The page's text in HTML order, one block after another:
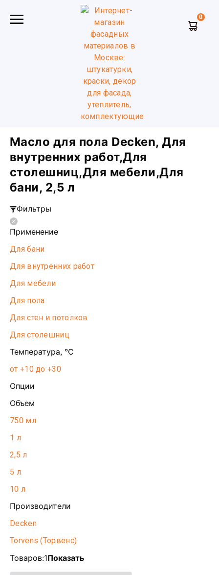
0
Масло и воск для дерева
Для бани для внутренних работ для мебели для
Масло для пола Decken, Для
внутренних работ,Для
столешниц,Для мебели,Для
бани, 2,5 л
Фильтры
Применение
Для бани
Для внутренних работ
Для мебели
Для пола
Для стен и потолков
Для столешниц
Температура, °С
от +10 до +30
Опции
Объем
750 мл
1 л
2,5 л
5 л
10 л
Производители
Decken
Torvens (Торвенс)
Товаров:1Показать